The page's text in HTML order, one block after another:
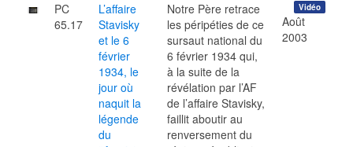
PC
65.17
L’affaire
Stavisky
et le 6
février
1934, le
jour où
naquit la
légende
du
Notre Père retrace
les péripéties de ce
sursaut national du
6 février 1934 qui,
à la suite de la
révélation par l’AF
de l’affaire Stavisky,
faillit aboutir au
renversement du
Vidéo
Août
2003